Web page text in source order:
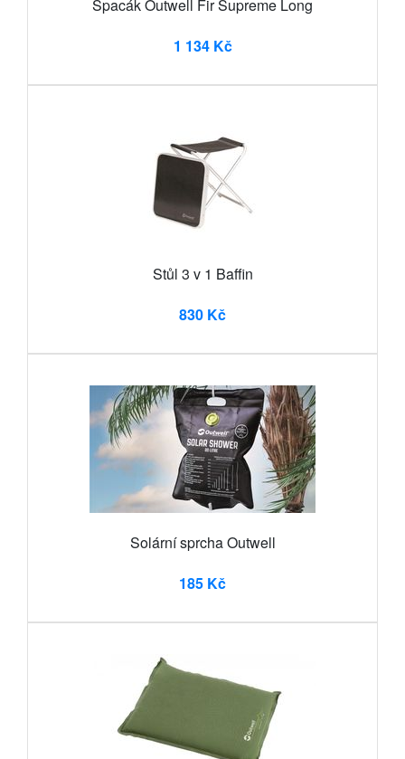
Spacák Outwell Fir Supreme Long
1 134 Kč
Stůl 3 v 1 Baffin
830 Kč
Solární sprcha Outwell
185 Kč